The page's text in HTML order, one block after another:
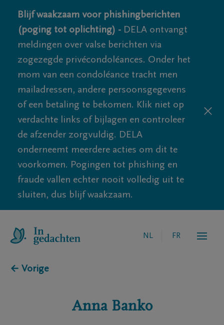
Blijf waakzaam voor phishingberichten
(poging tot oplichting) - DELA ontvangt
meldingen over valse berichten via
zogezegde privécondoléances. Onder het
mom van een condoléance tracht men
mailadressen, andere persoonsgegevens
of een betaling te bekomen. Klik niet op
verdachte links of bijlagen en controleer
de afzender zorgvuldig. DELA
onderneemt meerdere acties om dit te
voorkomen. Pogingen tot phishing en
fraude vallen echter nooit volledig uit te
sluiten, dus blijf waakzaam.
NL FR
← Vorige
Anna Banko